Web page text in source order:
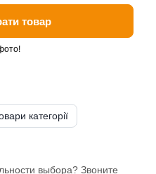
товар
категорії
выбора? Звоните